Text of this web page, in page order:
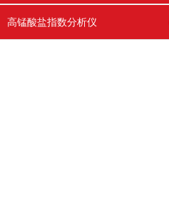
高锰酸盐指数分析仪